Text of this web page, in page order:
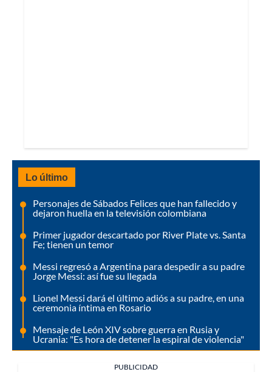
Lo último
Personajes de Sábados Felices que han fallecido y
dejaron huella en la televisión colombiana
Primer jugador descartado por River Plate vs. Santa
Fe; tienen un temor
Messi regresó a Argentina para despedir a su padre
Jorge Messi: así fue su llegada
Lionel Messi dará el último adiós a su padre, en una
ceremonia íntima en Rosario
Mensaje de León XIV sobre guerra en Rusia y
Ucrania: "Es hora de detener la espiral de violencia"
PUBLICIDAD